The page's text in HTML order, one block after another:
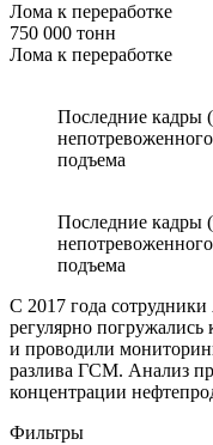
Лома к переработке
750 000 тонн
Лома к переработке
Последние кадры
подъема
Последние кадры
подъема
С 2017 года
регулярно погружались
и проводили
разлива ГСМ. Анализ
концентрации
Фильтры